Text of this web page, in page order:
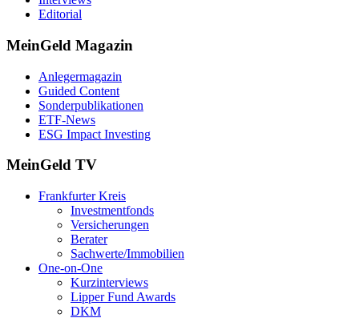
Editorial
MeinGeld Magazin
Anlegermagazin
Guided Content
Sonderpublikationen
ETF-News
ESG Impact Investing
MeinGeld TV
Frankfurter Kreis
Investmentfonds
Versicherungen
Berater
Sachwerte/Immobilien
One-on-One
Kurzinterviews
Lipper Fund Awards
DKM